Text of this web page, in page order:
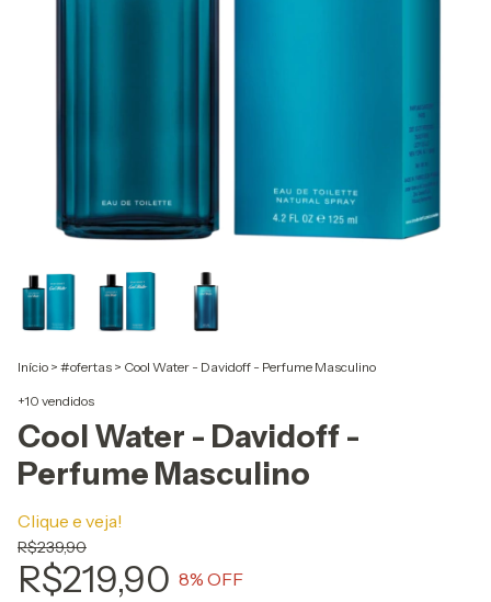
Início > #ofertas > Cool Water - Davidoff - Perfume Masculino
+10 vendidos
Cool Water - Davidoff -
Perfume Masculino
Clique e veja!
R$239,90
R$219,90 8% OFF